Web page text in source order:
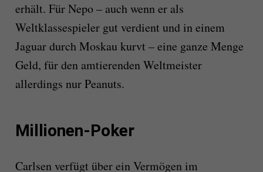
erhält. Für Nepo – auch wenn er als
Weltklassespieler gut verdient und in einem
Jaguar durch Moskau kurvt – eine ganze Menge
Geld, für den amtierenden Weltmeister
allerdings nur Peanuts.
Millionen-Poker
Carlsen verfügt über ein Vermögen im